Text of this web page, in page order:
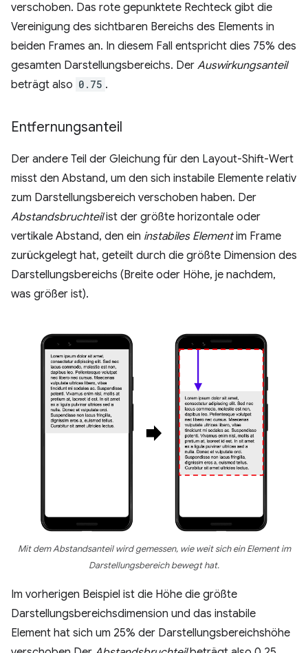
verschoben. Das rote gepunktete Rechteck gibt die
Vereinigung des sichtbaren Bereichs des Elements in
beiden Frames an. In diesem Fall entspricht dies 75% des
gesamten Darstellungsbereichs. Der Auswirkungsanteil
beträgt also 0.75 .
Entfernungsanteil
Der andere Teil der Gleichung für den Layout-Shift-Wert
misst den Abstand, um den sich instabile Elemente relativ
zum Darstellungsbereich verschoben haben. Der
Abstandsbruchteilist der größte horizontale oder
vertikale Abstand, den ein instabiles Elementim Frame
zurückgelegt hat, geteilt durch die größte Dimension des
Darstellungsbereichs (Breite oder Höhe, je nachdem,
was größer ist).
Mit dem Abstandsanteil wird gemessen, wie weit sich ein Element im
Darstellungsbereich bewegt hat.
Im vorherigen Beispiel ist die Höhe die größte
Darstellungsbereichsdimension und das instabile
Element hat sich um 25% der Darstellungsbereichshöhe